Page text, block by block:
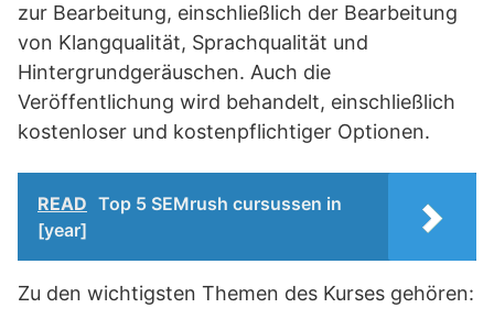
zur Bearbeitung, einschließlich der Bearbeitung
von Klangqualität, Sprachqualität und
Hintergrundgeräuschen. Auch die
Veröffentlichung wird behandelt, einschließlich
kostenloser und kostenpflichtiger Optionen.
READ Top 5 SEMrush cursussen in
[year]
Zu den wichtigsten Themen des Kurses gehören: